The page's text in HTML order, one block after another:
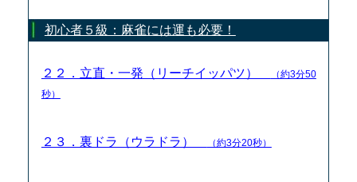
初心者５級：麻雀には運も必要！
２２．立直・一発（リーチイッパツ）
（約3分50
秒）
２３．裏ドラ（ウラドラ） （約3分20秒）